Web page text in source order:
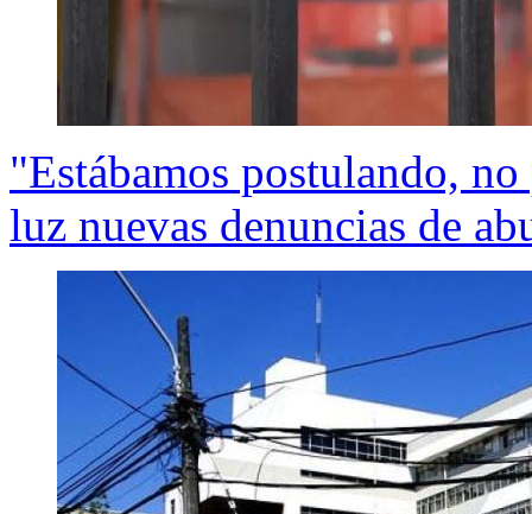
"Estábamos postulando,
luz nuevas denuncias de